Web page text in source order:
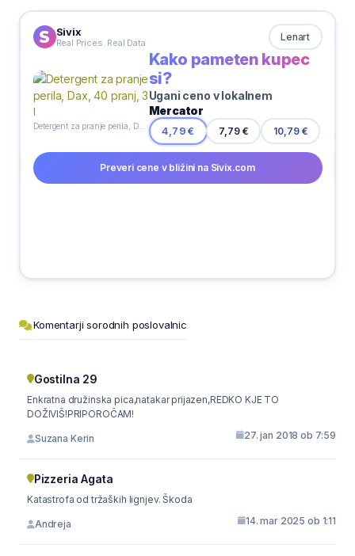
Sivix
Real Prices. Real Data Lenart
Kako pameten kupec
si?
Ugani ceno v lokalnem
Mercator
4,79 € 7,79 € 10,79 €
Preveri cene v bližini na Sivix.com
Komentarji sorodnih poslovalnic
Gostilna 29
Enkratna družinska pica,natakar prijazen,REDKO KJE TO
DOŽIVIŠ!PRIPOROČAM!
Suzana Kerin 27. jan 2018 ob 7:59
Pizzeria Agata
Katastrofa od tržaških lignjev. Škoda
Andreja 14. mar 2025 ob 1:11